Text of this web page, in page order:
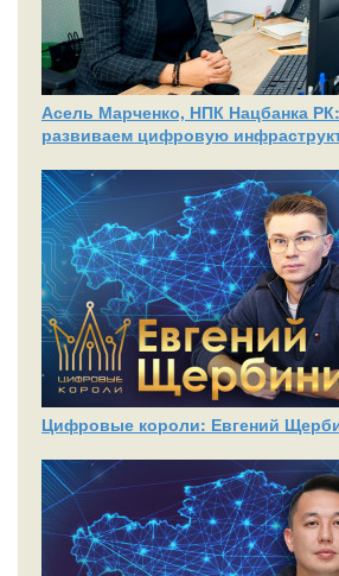
Асель Марченко, НПК Нацбанка
развиваем цифровую
Цифровые короли: Евгений